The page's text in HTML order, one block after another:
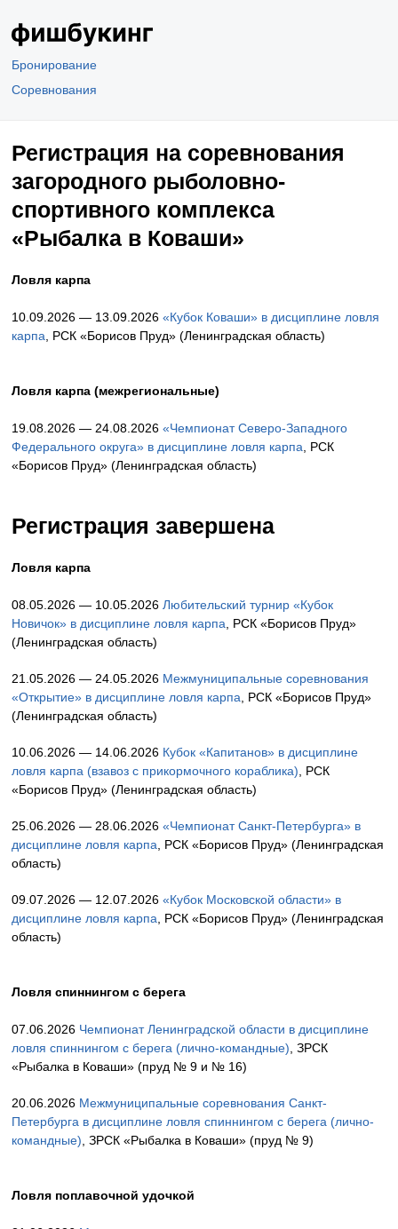
Бронирование
Соревнования
Регистрация на соревнования
загородного рыболовно-
спортивного комплекса
«Рыбалка в Коваши»
Ловля карпа
10.09.2026 — 13.09.2026«Кубок Коваши» в дисциплине ловля
карпа , РСК «Борисов Пруд» (Ленинградская область)
Ловля карпа (межрегиональные)
19.08.2026 — 24.08.2026«Чемпионат Северо-Западного
Федерального округа» в дисциплине ловля карпа , РСК
«Борисов Пруд» (Ленинградская область)
Регистрация завершена
Ловля карпа
08.05.2026 — 10.05.2026Любительский турнир «Кубок
Новичок» в дисциплине ловля карпа , РСК «Борисов Пруд»
(Ленинградская область)
21.05.2026 — 24.05.2026 Межмуниципальные соревнования
«Открытие» в дисциплине ловля карпа , РСК «Борисов Пруд»
(Ленинградская область)
10.06.2026 — 14.06.2026 Кубок «Капитанов» в дисциплине
ловля карпа (взавоз с прикормочного кораблика) , РСК
«Борисов Пруд» (Ленинградская область)
25.06.2026 — 28.06.2026«Чемпионат Санкт-Петербурга» в
дисциплине ловля карпа , РСК «Борисов Пруд» (Ленинградская
область)
09.07.2026 — 12.07.2026«Кубок Московской области» в
дисциплине ловля карпа , РСК «Борисов Пруд» (Ленинградская
область)
Ловля спиннингом с берега
07.06.2026 Чемпионат Ленинградской области в дисциплине
ловля спиннингом с берега (лично-командные) , ЗРСК
«Рыбалка в Коваши» (пруд № 9 и № 16)
20.06.2026 Межмуниципальные соревнования Санкт-
Петербурга в дисциплине ловля спиннингом с берега (лично-
командные) , ЗРСК «Рыбалка в Коваши» (пруд № 9)
Ловля поплавочной удочкой